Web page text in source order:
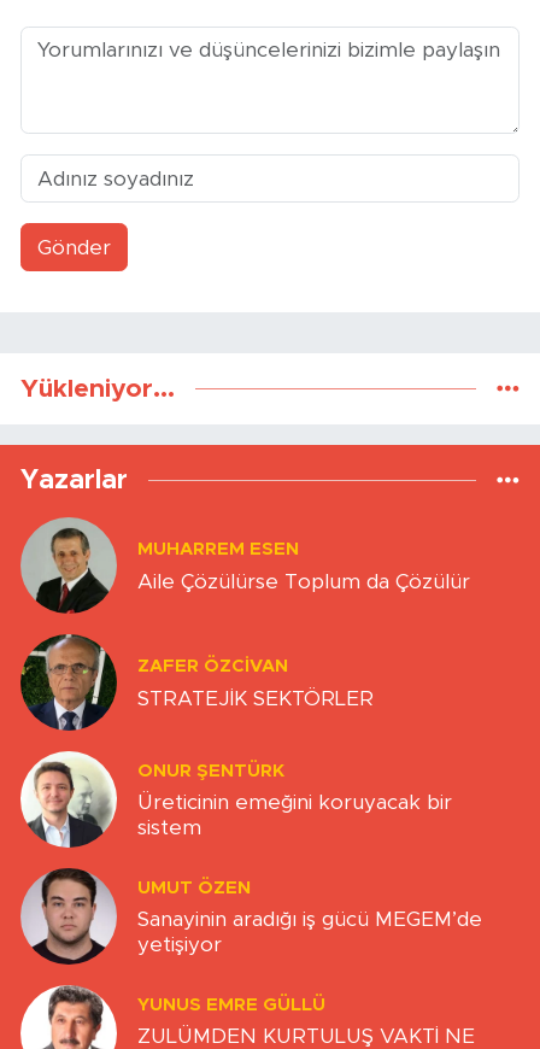
Gönder
Yükleniyor...
Yazarlar
MUHARREM ESEN
Aile Çözülürse Toplum da Çözülür
ZAFER ÖZCIVAN
STRATEJİK SEKTÖRLER
ONUR ŞENTÜRK
Üreticinin emeğini koruyacak bir
sistem
UMUT ÖZEN
Sanayinin aradığı iş gücü MEGEM’de
yetişiyor
YUNUS EMRE GÜLLÜ
ZULÜMDEN KURTULUŞ VAKTİ NE